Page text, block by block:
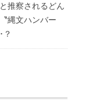
推察されるどん
縄文ハンバー
？